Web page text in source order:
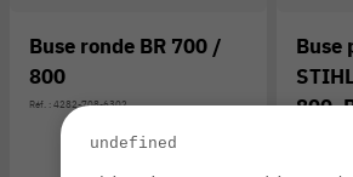
Buse ronde BR 700 /
800
Réf. : 4282-708-6302
Buse
800,
undefined